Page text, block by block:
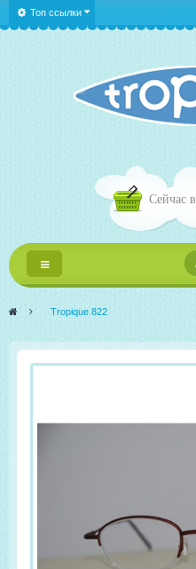
Топ ссылки
Сейчас
Переключить
навигации
> Tropique 822